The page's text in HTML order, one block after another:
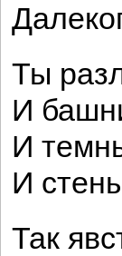
Ты
И
И
И
Так